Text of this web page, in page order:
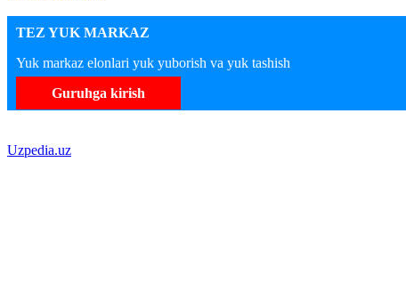
TEZ YUK MARKAZ
Yuk markaz elonlari yuk yuborish va yuk tashish
Guruhga kirish
Uzpedia.uz